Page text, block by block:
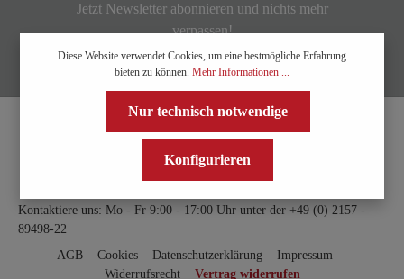
Jetzt Newsletter abonnieren und nichts mehr
verpassen!
Kontaktiere uns: Mo - Fr 9:00 - 17:00 Uhr unter der +49 (0) 2157 -
89498-22
AGB
Cookies Datenschutzerklärung
Impressum
Widerrufsrecht
Vertrag widerrufen
Diese Website verwendet Cookies, um eine bestmögliche Erfahrung
bieten zu können. Mehr Informationen ...
Nur technisch notwendige
Konfigurieren